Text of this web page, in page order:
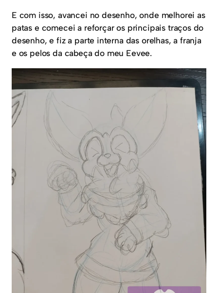
E com isso, avancei no desenho, onde melhorei as
patas e comecei a reforçar os principais traços do
desenho, e fiz a parte interna das orelhas, a franja
e os pelos da cabeça do meu Eevee.